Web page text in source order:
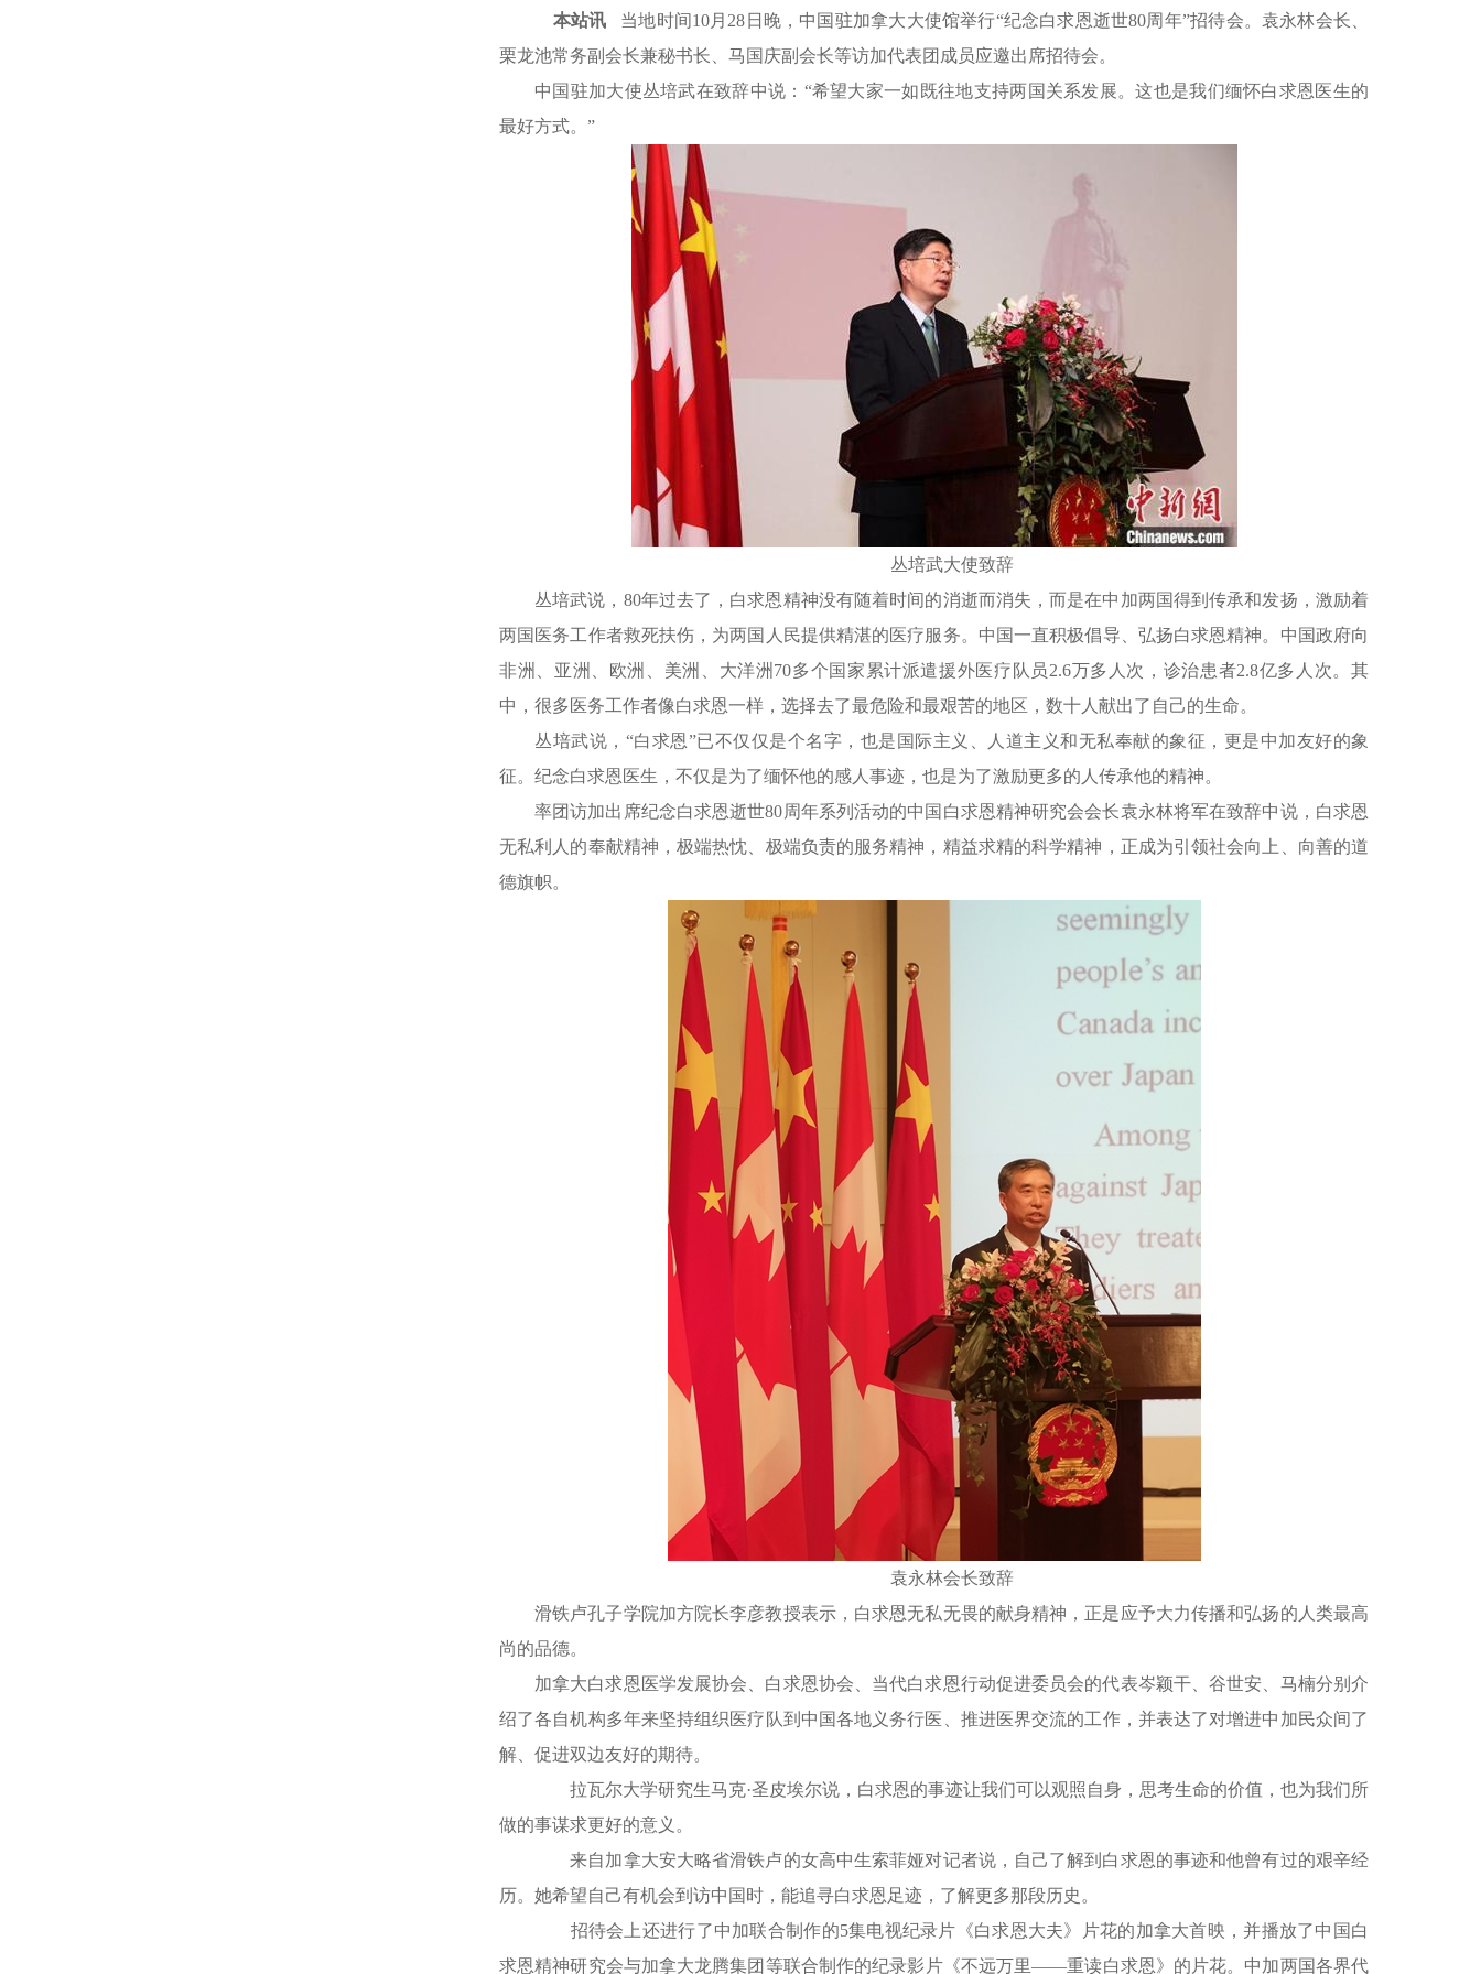
本站讯 当地时间10月28日晚，中国驻加拿大大使馆举行“纪念白求恩逝世80周年”招待会。袁永林会长、
栗龙池常务副会长兼秘书长、马国庆副会长等访加代表团成员应邀出席招待会。
中国驻加大使丛培武在致辞中说：“希望大家一如既往地支持两国关系发展。这也是我们缅怀白求恩医生的
最好方式。”
丛培武大使致辞
丛培武说，80年过去了，白求恩精神没有随着时间的消逝而消失，而是在中加两国得到传承和发扬，激励着
两国医务工作者救死扶伤，为两国人民提供精湛的医疗服务。中国一直积极倡导、弘扬白求恩精神。中国政府向
非洲、亚洲、欧洲、美洲、大洋洲70多个国家累计派遣援外医疗队员2.6万多人次，诊治患者2.8亿多人次。其
中，很多医务工作者像白求恩一样，选择去了最危险和最艰苦的地区，数十人献出了自己的生命。
丛培武说，“白求恩”已不仅仅是个名字，也是国际主义、人道主义和无私奉献的象征，更是中加友好的象
征。纪念白求恩医生，不仅是为了缅怀他的感人事迹，也是为了激励更多的人传承他的精神。
率团访加出席纪念白求恩逝世80周年系列活动的中国白求恩精神研究会会长袁永林将军在致辞中说，白求恩
无私利人的奉献精神，极端热忱、极端负责的服务精神，精益求精的科学精神，正成为引领社会向上、向善的道
德旗帜。
袁永林会长致辞
滑铁卢孔子学院加方院长李彦教授表示，白求恩无私无畏的献身精神，正是应予大力传播和弘扬的人类最高
尚的品德。
加拿大白求恩医学发展协会、白求恩协会、当代白求恩行动促进委员会的代表岑颖干、谷世安、马楠分别介
绍了各自机构多年来坚持组织医疗队到中国各地义务行医、推进医界交流的工作，并表达了对增进中加民众间了
解、促进双边友好的期待。
拉瓦尔大学研究生马克·圣皮埃尔说，白求恩的事迹让我们可以观照自身，思考生命的价值，也为我们所
做的事谋求更好的意义。
来自加拿大安大略省滑铁卢的女高中生索菲娅对记者说，自己了解到白求恩的事迹和他曾有过的艰辛经
历。她希望自己有机会到访中国时，能追寻白求恩足迹，了解更多那段历史。
招待会上还进行了中加联合制作的5集电视纪录片《白求恩大夫》片花的加拿大首映，并播放了中国白
求恩精神研究会与加拿大龙腾集团等联合制作的纪录影片《不远万里——重读白求恩》的片花。中加两国各界代